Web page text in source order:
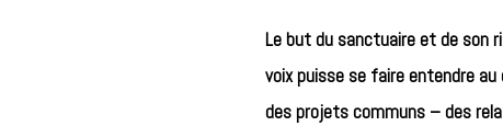
Le but du sanctuaire et de son
voix puisse se faire entendre
des projets communs – des